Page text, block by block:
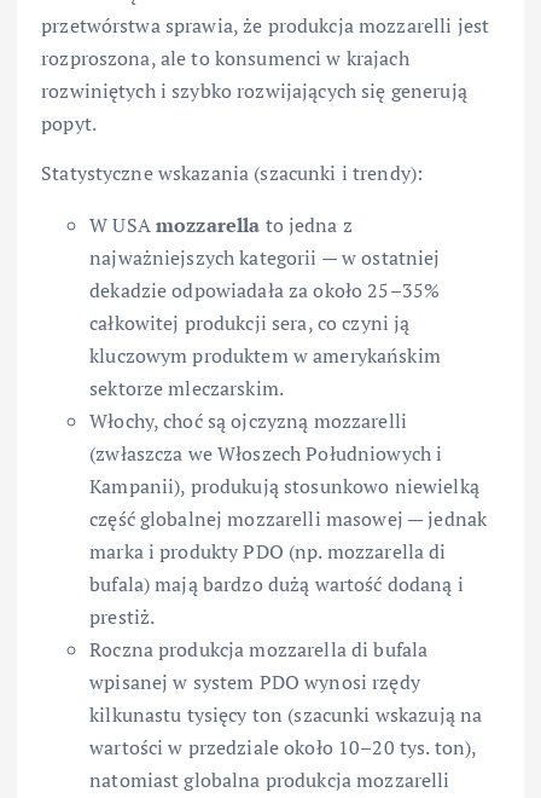
przetwórstwa sprawia, że produkcja mozzarelli jest
rozproszona, ale to konsumenci w krajach
rozwiniętych i szybko rozwijających się generują
popyt.
Statystyczne wskazania (szacunki i trendy):
W USAmozzarella to jedna z
najważniejszych kategorii — w ostatniej
dekadzie odpowiadała za około 25–35%
całkowitej produkcji sera, co czyni ją
kluczowym produktem w amerykańskim
sektorze mleczarskim.
Włochy, choć są ojczyzną mozzarelli
(zwłaszcza we Włoszech Południowych i
Kampanii), produkują stosunkowo niewielką
część globalnej mozzarelli masowej — jednak
marka i produkty PDO (np. mozzarella di
bufala) mają bardzo dużą wartość dodaną i
prestiż.
Roczna produkcja mozzarella di bufala
wpisanej w system PDO wynosi rzędy
kilkunastu tysięcy ton (szacunki wskazują na
wartości w przedziale około 10–20 tys. ton),
natomiast globalna produkcja mozzarelli